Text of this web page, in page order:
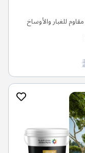
مقاوم للغبار والأوساخ